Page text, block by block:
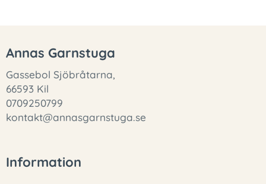
Annas Garnstuga
Gassebol Sjöbråtarna,
66593 Kil
0709250799
kontakt@annasgarnstuga.se
Information